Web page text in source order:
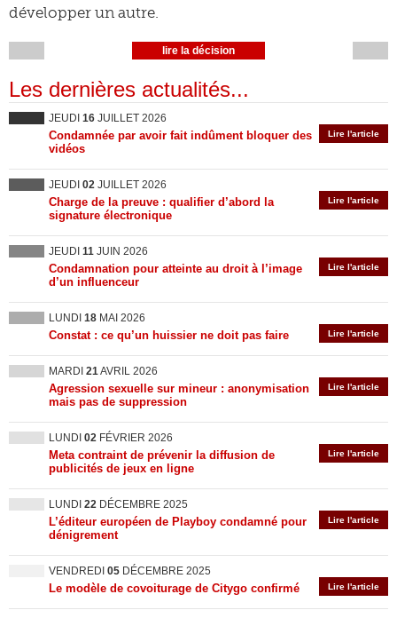
développer un autre.
lire la décision
Les dernières actualités...
JEUDI 16 JUILLET 2026
Lire l'article
Condamnée par avoir fait indûment bloquer des
vidéos
JEUDI 02 JUILLET 2026
Lire l'article
Charge de la preuve : qualifier d’abord la
signature électronique
JEUDI 11 JUIN 2026
Lire l'article
Condamnation pour atteinte au droit à l’image
d’un influenceur
LUNDI 18 MAI 2026
Lire l'article
Constat : ce qu’un huissier ne doit pas faire
MARDI 21AVRIL 2026
Lire l'article
Agression sexuelle sur mineur : anonymisation
mais pas de suppression
LUNDI 02 FÉVRIER 2026
Lire l'article
Meta contraint de prévenir la diffusion de
publicités de jeux en ligne
LUNDI 22 DÉCEMBRE 2025
Lire l'article
L’éditeur européen de Playboy condamné pour
dénigrement
VENDREDI 05 DÉCEMBRE 2025
Lire l'article
Le modèle de covoiturage de Citygo confirmé